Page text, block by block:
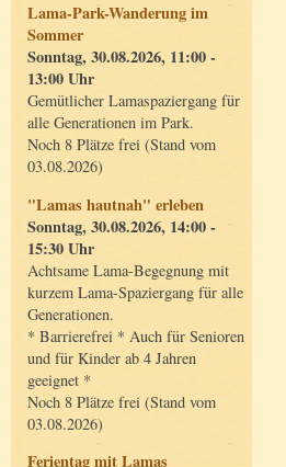
Lama-Park-Wanderung im
Sommer
Sonntag, 30.08.2026, 11:00 -
13:00 Uhr
Gemütlicher Lamaspaziergang für
alle Generationen im Park.
Noch 8 Plätze frei (Stand vom
03.08.2026)
"Lamas hautnah" erleben
Sonntag, 30.08.2026, 14:00 -
15:30 Uhr
Achtsame Lama-Begegnung mit
kurzem Lama-Spaziergang für alle
Generationen.
* Barrierefrei * Auch für Senioren
und für Kinder ab 4 Jahren
geeignet *
Noch 8 Plätze frei (Stand vom
03.08.2026)
Ferientag mit Lamas